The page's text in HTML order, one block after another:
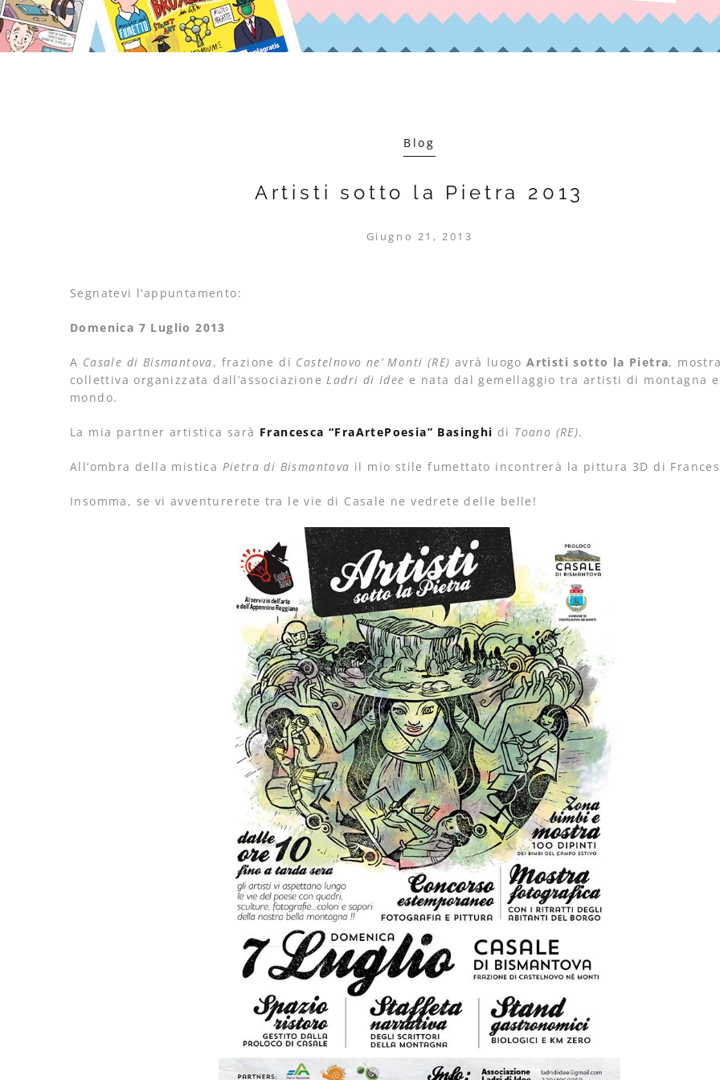
Blog
Artisti sotto la Pietra 2013
Giugno 21, 2013
Segnatevi l’appuntamento:
Domenica 7 Luglio 2013
A Casale di Bismantova, frazione di Castelnovo ne’ Monti (RE) avrà luogoArtisti sotto la Pietra,
collettiva organizzata dall’associazioneLadri di Idee e nata dal gemellaggio tra artisti di montagna
mondo.
La mia partner artistica sarà Francesca “FraArtePoesia” Basinghi di Toano (RE).
All’ombra della mistica Pietra di Bismantova il mio stile fumettato incontrerà la pittura 3D di
Insomma, se vi avventurerete tra le vie di Casale ne vedrete delle belle!